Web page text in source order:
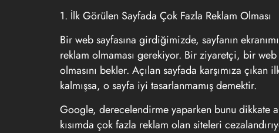
1. İlk Görülen Sayfada Çok Fazla Reklam Olması
Bir web sayfasına girdiğimizde, sayfanın
reklam olmaması gerekiyor. Bir ziyaretçi, bir
olmasını bekler. Açılan sayfada karşımıza
kalmışsa, o sayfa iyi tasarlanmamış demektir.
Google, derecelendirme yaparken bunu dikkate
kısımda çok fazla reklam olan siteleri